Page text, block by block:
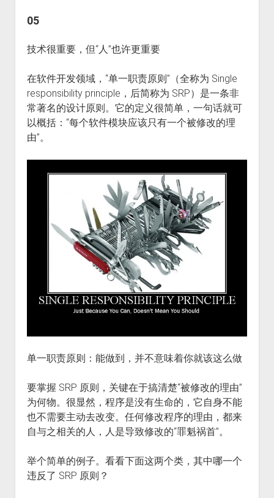
05
技术很重要，但“人”也许更重要
在软件开发领域，“单一职责原则”（全称为 Single
responsibility principle，后简称为 SRP）是一条非
常著名的设计原则。它的定义很简单，一句话就可
以概括：“每个软件模块应该只有一个被修改的理
由”。
单一职责原则：能做到，并不意味着你就该这么做
要掌握 SRP 原则，关键在于搞清楚“被修改的理由”
为何物。很显然，程序是没有生命的，它自身不能
也不需要主动去改变。任何修改程序的理由，都来
自与之相关的人，人是导致修改的“罪魁祸首”。
举个简单的例子。看看下面这两个类，其中哪一个
违反了 SRP 原则？